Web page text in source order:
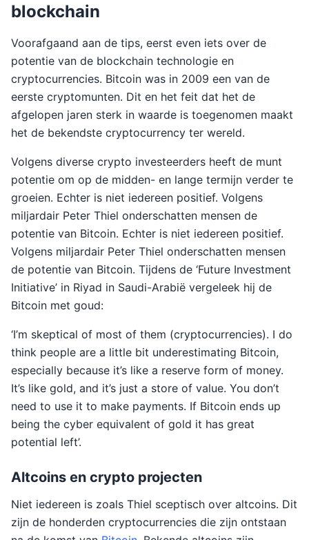
blockchain
Voorafgaand aan de tips, eerst even iets over de
potentie van de blockchain technologie en
cryptocurrencies. Bitcoin was in 2009 een van de
eerste cryptomunten. Dit en het feit dat het de
afgelopen jaren sterk in waarde is toegenomen maakt
het de bekendste cryptocurrency ter wereld.
Volgens diverse crypto investeerders heeft de munt
potentie om op de midden- en lange termijn verder te
groeien. Echter is niet iedereen positief. Volgens
miljardair Peter Thiel onderschatten mensen de
potentie van Bitcoin. Echter is niet iedereen positief.
Volgens miljardair Peter Thiel onderschatten mensen
de potentie van Bitcoin. Tijdens de ‘Future Investment
Initiative’ in Riyad in Saudi-Arabië vergeleek hij de
Bitcoin met goud:
‘I’m skeptical of most of them (cryptocurrencies). I do
think people are a little bit underestimating Bitcoin,
especially because it’s like a reserve form of money.
It’s like gold, and it’s just a store of value. You don’t
need to use it to make payments. If Bitcoin ends up
being the cyber equivalent of gold it has great
potential left’.
Altcoins en crypto projecten
Niet iedereen is zoals Thiel sceptisch over altcoins. Dit
zijn de honderden cryptocurrencies die zijn ontstaan